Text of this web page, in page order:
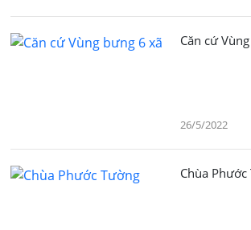
Căn cứ
26/5/2022
Chùa